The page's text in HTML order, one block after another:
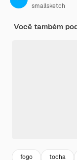
smallsketch
Você também
fogo tocha